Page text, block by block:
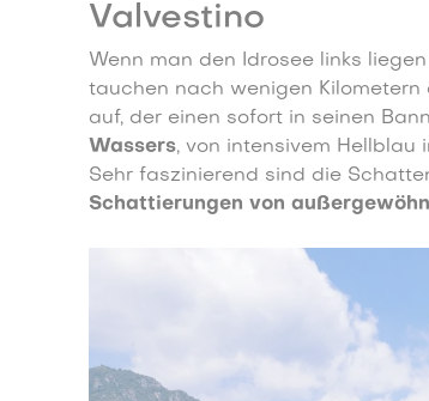
Valvestino
Wenn man den Idrosee links
tauchen nach wenigen
auf, der einen sofort in seinen
Wassers, von intensivem Hellblau
Sehr faszinierend sind die
Schattierungen von